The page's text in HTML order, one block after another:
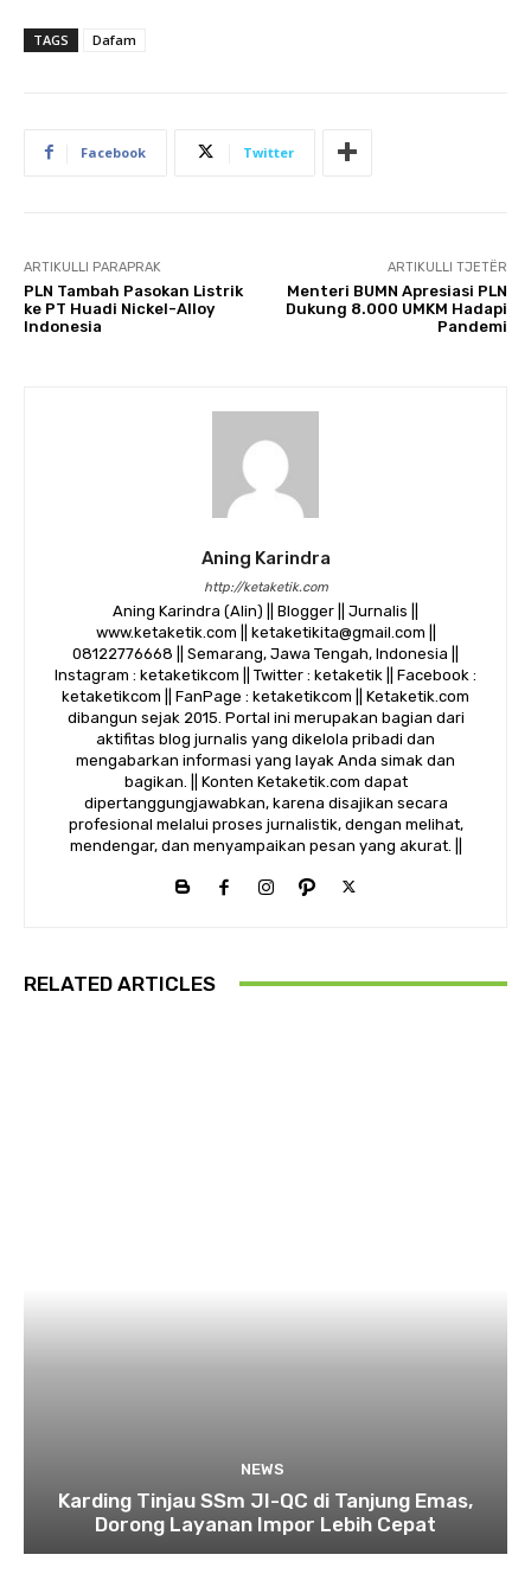
TAGS Dafam
Facebook Twitter
ARTIKULLI PARAPRAK
PLN Tambah Pasokan Listrik
ke PT Huadi Nickel-Alloy
Indonesia
ARTIKULLI TJETËR
Menteri BUMN Apresiasi PLN
Dukung 8.000 UMKM Hadapi
Pandemi
Aning Karindra
http://ketaketik.com
Aning Karindra (Alin) || Blogger || Jurnalis ||
www.ketaketik.com || ketaketikita@gmail.com ||
08122776668 || Semarang, Jawa Tengah, Indonesia ||
Instagram : ketaketikcom || Twitter : ketaketik || Facebook :
ketaketikcom || FanPage : ketaketikcom || Ketaketik.com
dibangun sejak 2015. Portal ini merupakan bagian dari
aktifitas blog jurnalis yang dikelola pribadi dan
mengabarkan informasi yang layak Anda simak dan
bagikan. || Konten Ketaketik.com dapat
dipertanggungjawabkan, karena disajikan secara
profesional melalui proses jurnalistik, dengan melihat,
mendengar, dan menyampaikan pesan yang akurat. ||
RELATED ARTICLES
NEWS
Karding Tinjau SSm JI-QC di Tanjung Emas,
Dorong Layanan Impor Lebih Cepat